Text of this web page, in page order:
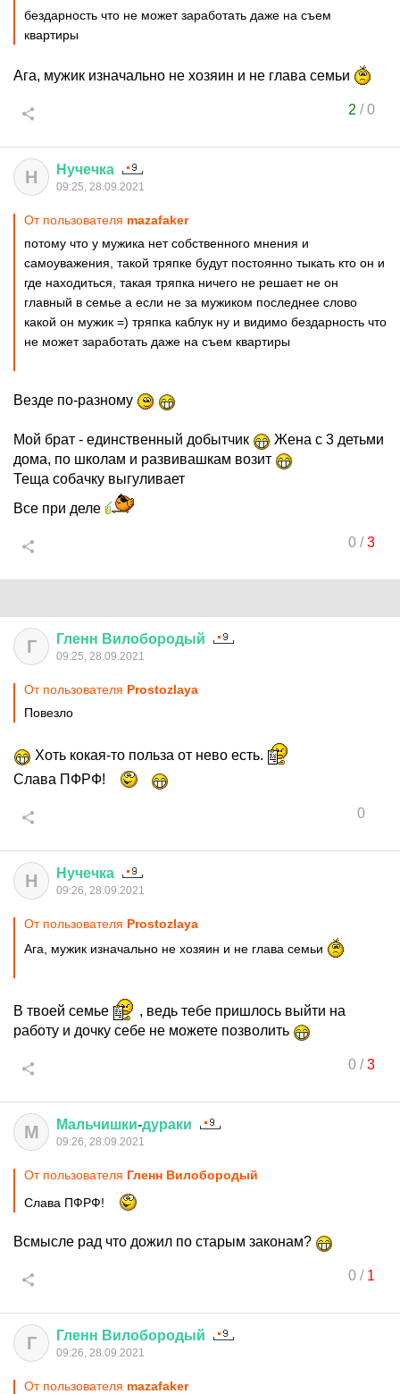
бездарность что не может заработать даже на съем
квартиры
Ага, мужик изначально не хозяин и не глава семьи
2 /0
Н Нучечка
09:25, 28.09.2021
От пользователя mazafaker
потому что у мужика нет собственного мнения и
самоуважения, такой тряпке будут постоянно тыкать кто он и
где находиться, такая тряпка ничего не решает не он
главный в семье а если не за мужиком последнее слово
какой он мужик =) тряпка каблук ну и видимо бездарность что
не может заработать даже на съем квартиры
Везде по-разному
Мой брат - единственный добытчик
Жена с 3 детьми
дома, по школам и развивашкам возит
Теща собачку выгуливает
Все при деле
0/3
Г Гленн Вилобородый
09:25, 28.09.2021
От пользователя Prostozlaya
Повезло
Хоть кокая-то польза от нево есть.
Слава ПФРФ!
0
Н Нучечка
09:26, 28.09.2021
От пользователя Prostozlaya
Ага, мужик изначально не хозяин и не глава семьи
В твоей семье
, ведь тебе пришлось выйти на
работу и дочку себе не можете позволить
0/3
М Мальчишки-дураки
09:26, 28.09.2021
От пользователя Гленн Вилобородый
Слава ПФРФ!
Всмысле рад что дожил по старым законам?
0/ 1
Г Гленн Вилобородый
09:26, 28.09.2021
От пользователя mazafaker